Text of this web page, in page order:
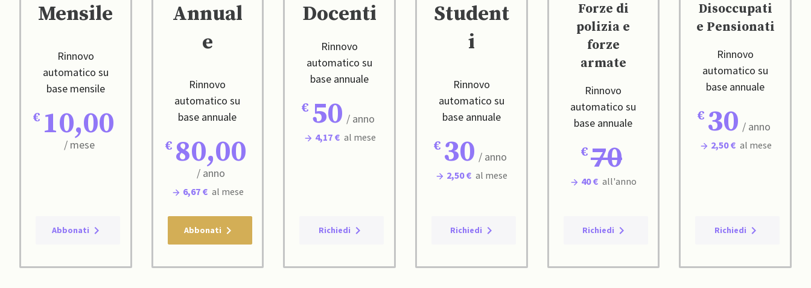
Mensile
Rinnovo
automatico su
base mensile
10,00
/ mese
Abbonati
Annual
e
Rinnovo
automatico su
base annuale
80,00
/ anno
6,67 € al mese
Abbonati
Docenti
Rinnovo
automatico su
base annuale
50 / anno
4,17 € al mese
Richiedi
Student
i
Rinnovo
automatico su
base annuale
30 / anno
2,50 € al mese
Richiedi
Forze di
polizia e
forze
armate
Rinnovo
automatico su
base annuale
70
40 € all'anno
Richiedi
Disoccupati
e Pensionati
Rinnovo
automatico su
base annuale
30 / anno
2,50 € al mese
Richiedi